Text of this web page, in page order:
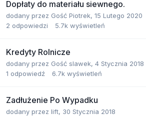
Dopłaty do materiału siewnego.
dodany przez Gość Piotrek, 15 Lutego 2020
2 odpowiedzi 5.7k wyświetleń
Kredyty Rolnicze
dodany przez Gość slawek, 4 Stycznia 2018
1 odpowiedź 6.7k wyświetleń
Zadłużenie Po Wypadku
dodany przez lift, 30 Stycznia 2018